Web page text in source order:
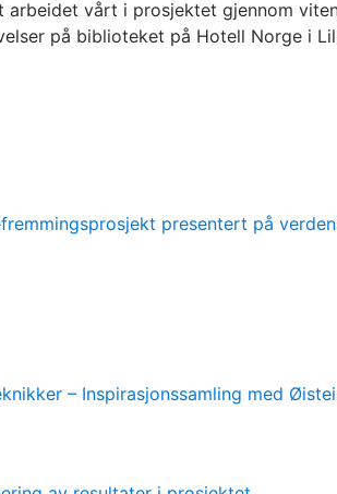
vårt i prosjektet gjennom
på biblioteket på Hotell Norge i
presentert på
– Inspirasjonssamling med